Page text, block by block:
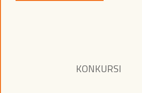
KONKURSI